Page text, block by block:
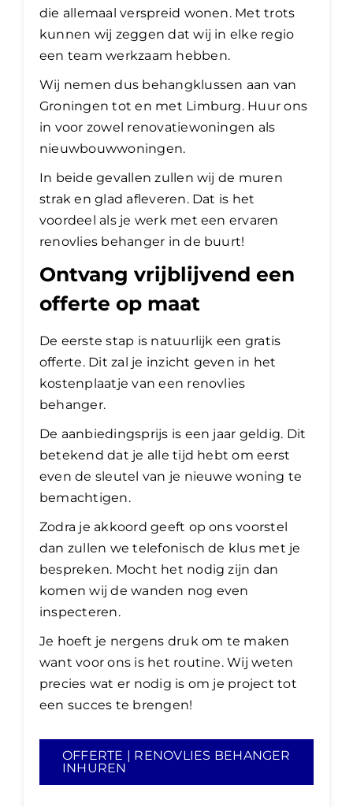
die allemaal verspreid wonen. Met trots
kunnen wij zeggen dat wij in elke regio
een team werkzaam hebben.
Wij nemen dus behangklussen aan van
Groningen tot en met Limburg. Huur ons
in voor zowel renovatiewoningen als
nieuwbouwwoningen.
In beide gevallen zullen wij de muren
strak en glad afleveren. Dat is het
voordeel als je werk met een ervaren
renovlies behanger in de buurt!
Ontvang vrijblijvend een
offerte op maat
De eerste stap is natuurlijk een gratis
offerte. Dit zal je inzicht geven in het
kostenplaatje van een renovlies
behanger.
De aanbiedingsprijs is een jaar geldig. Dit
betekend dat je alle tijd hebt om eerst
even de sleutel van je nieuwe woning te
bemachtigen.
Zodra je akkoord geeft op ons voorstel
dan zullen we telefonisch de klus met je
bespreken. Mocht het nodig zijn dan
komen wij de wanden nog even
inspecteren.
Je hoeft je nergens druk om te maken
want voor ons is het routine. Wij weten
precies wat er nodig is om je project tot
een succes te brengen!
OFFERTE | RENOVLIES BEHANGER
INHUREN